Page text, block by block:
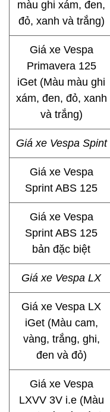
màu ghi xám, đen,
đỏ, xanh và trắng)
Giá xe Vespa
Primavera 125
iGet (Màu màu ghi
xám, đen, đỏ, xanh
và trắng)
Giá xe Vespa Spint
Giá xe Vespa
Sprint ABS 125
Giá xe Vespa
Sprint ABS 125
bản đặc biệt
Giá xe Vespa LX
Giá xe Vespa LX
iGet (Màu cam,
vàng, trắng, ghi,
đen và đỏ)
Giá xe Vespa
LXVV 3V i.e (Màu